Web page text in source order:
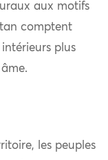
aux motifs
comptent
plus
les peuples